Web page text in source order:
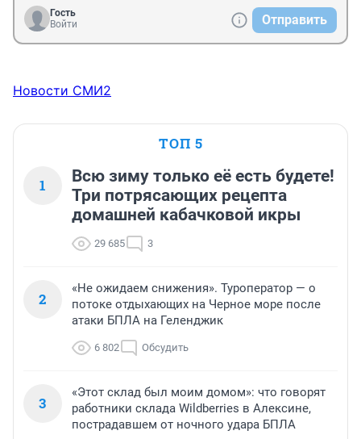
Гость
Войти
Отправить
Новости СМИ2
ТОП 5
1
Всю зиму только её есть будете!
Три потрясающих рецепта
домашней кабачковой икры
29 685 3
2
«Не ожидаем снижения». Туроператор — о
потоке отдыхающих на Черное море после
атаки БПЛА на Геленджик
6 802 Обсудить
3
«Этот склад был моим домом»: что говорят
работники склада Wildberries в Алексине,
пострадавшем от ночного удара БПЛА